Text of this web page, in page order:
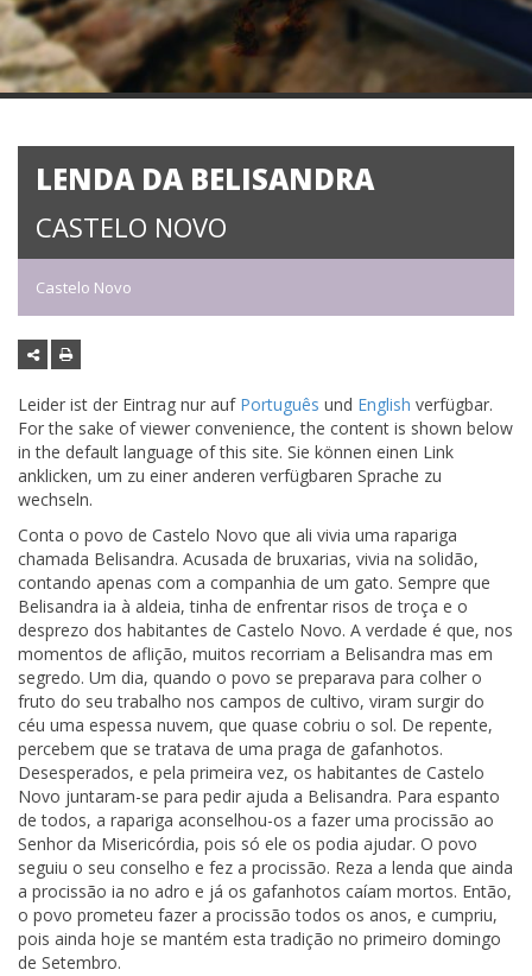
LENDA DA BELISANDRA
CASTELO NOVO
Castelo Novo
Leider ist der Eintrag nur auf Português und English verfügbar.
For the sake of viewer convenience, the content is shown below
in the default language of this site. Sie können einen Link
anklicken, um zu einer anderen verfügbaren Sprache zu
wechseln.
Conta o povo de Castelo Novo que ali vivia uma rapariga
chamada Belisandra. Acusada de bruxarias, vivia na solidão,
contando apenas com a companhia de um gato. Sempre que
Belisandra ia à aldeia, tinha de enfrentar risos de troça e o
desprezo dos habitantes de Castelo Novo. A verdade é que, nos
momentos de aflição, muitos recorriam a Belisandra mas em
segredo. Um dia, quando o povo se preparava para colher o
fruto do seu trabalho nos campos de cultivo, viram surgir do
céu uma espessa nuvem, que quase cobriu o sol. De repente,
percebem que se tratava de uma praga de gafanhotos.
Desesperados, e pela primeira vez, os habitantes de Castelo
Novo juntaram-se para pedir ajuda a Belisandra. Para espanto
de todos, a rapariga aconselhou-os a fazer uma procissão ao
Senhor da Misericórdia, pois só ele os podia ajudar. O povo
seguiu o seu conselho e fez a procissão. Reza a lenda que ainda
a procissão ia no adro e já os gafanhotos caíam mortos. Então,
o povo prometeu fazer a procissão todos os anos, e cumpriu,
pois ainda hoje se mantém esta tradição no primeiro domingo
de Setembro.